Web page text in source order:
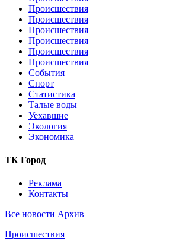
Происшествия
Происшествия
Происшествия
Происшествия
Происшествия
Происшествия
События
Спорт
Статистика
Талые воды
Уехавшие
Экология
Экономика
ТК Город
Реклама
Контакты
Все новости Архив
Происшествия